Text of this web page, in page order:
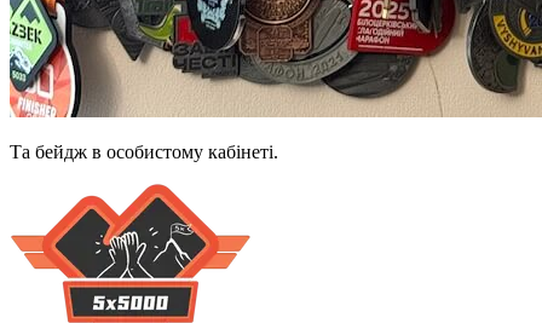
Та бейдж в особистому кабінеті.